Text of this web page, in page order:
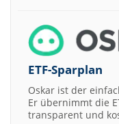
ETF-Sparplan
Oskar ist der
Er übernimmt die
transparent und